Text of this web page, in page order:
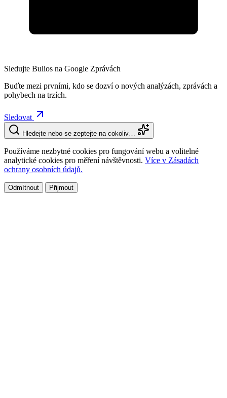
Sledujte Bulios na Google Zprávách
Buďte mezi prvními, kdo se dozví o nových analýzách, zprávách a
pohybech na trzích.
Sledovat
Hledejte nebo se zeptejte na cokoliv…
Používáme nezbytné cookies pro fungování webu a volitelné
analytické cookies pro měření návštěvnosti. Více v Zásadách
ochrany osobních údajů.
Odmítnout Přijmout